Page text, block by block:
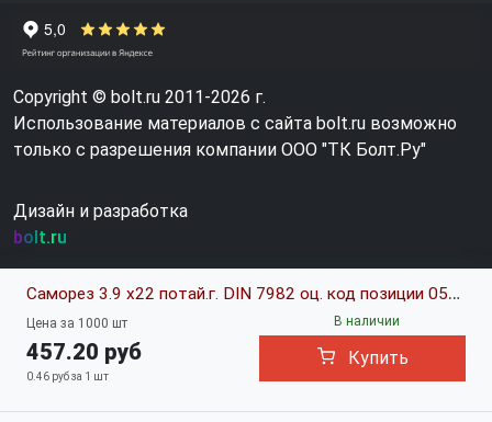
Саморез 3.9 х22 потай.г. DIN 7982 оц. код позиции 0556376
Цена за 1000 шт
457.20 руб
0.46 руб за 1 шт
В наличии
Купить
Copyright © bolt.ru 2011-2026 г.
Использование материалов с сайта bolt.ru возможно
только с разрешения компании ООО "ТК Болт.Ру"
Дизайн и разработка
bolt.ru